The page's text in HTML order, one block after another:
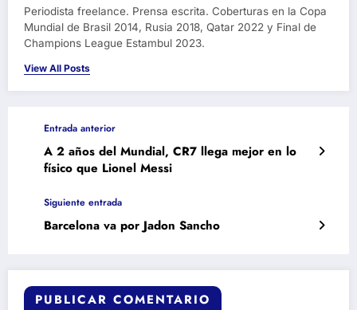
Periodista freelance. Prensa escrita. Coberturas en la Copa
Mundial de Brasil 2014, Rusia 2018, Qatar 2022 y Final de
Champions League Estambul 2023.
View All Posts
Entrada anterior
A 2 años del Mundial, CR7 llega mejor en lo
físico que Lionel Messi
Siguiente entrada
Barcelona va por Jadon Sancho
PUBLICAR COMENTARIO